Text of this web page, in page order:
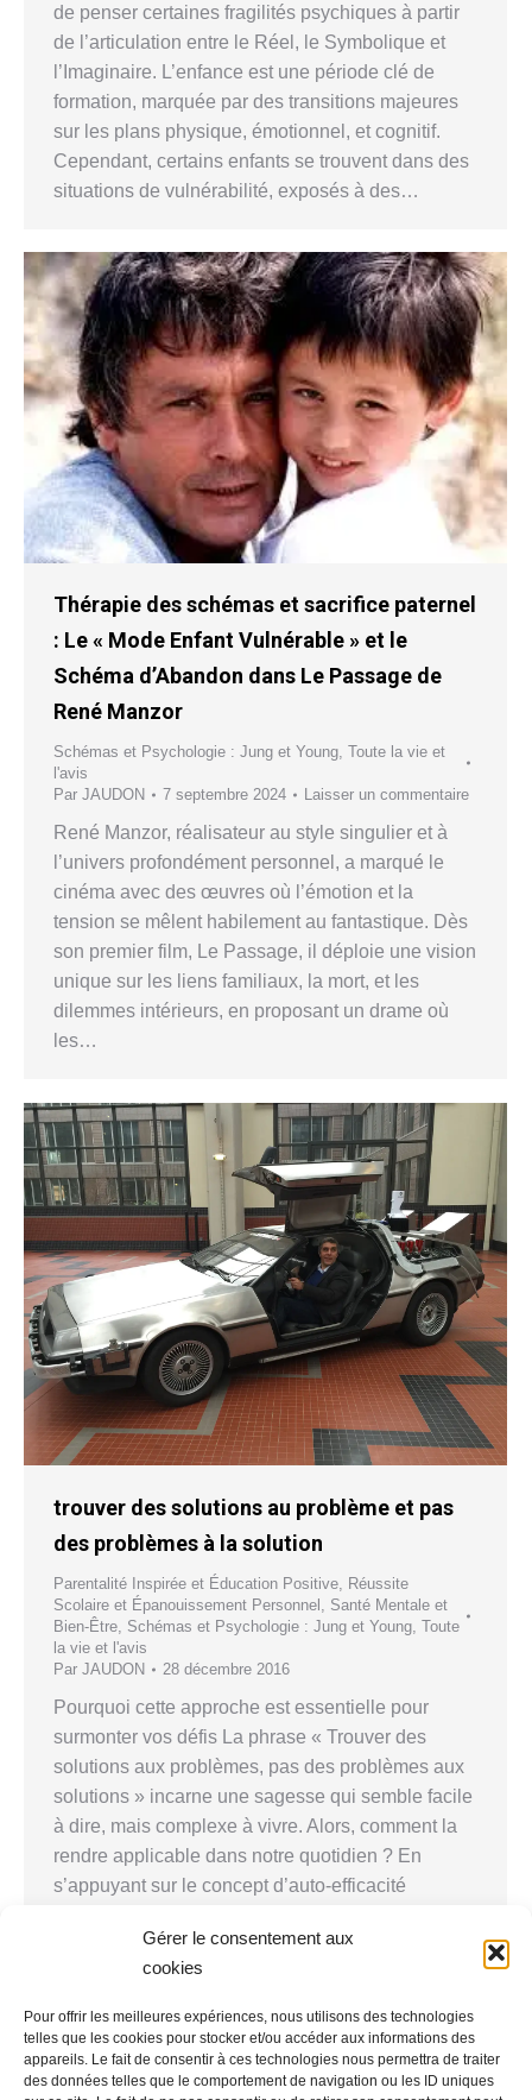
Gérer le consentement aux
cookies
Pour offrir les meilleures expériences, nous utilisons des technologies
telles que les cookies pour stocker et/ou accéder aux informations des
appareils. Le fait de consentir à ces technologies nous permettra de traiter
des données telles que le comportement de navigation ou les ID uniques
de penser certaines fragilités psychiques à partir
de l’articulation entre le Réel, le Symbolique et
l’Imaginaire. L’enfance est une période clé de
formation, marquée par des transitions majeures
sur les plans physique, émotionnel, et cognitif.
Cependant, certains enfants se trouvent dans des
situations de vulnérabilité, exposés à des…
Thérapie des schémas et sacrifice paternel
: Le « Mode Enfant Vulnérable » et le
Schéma d’Abandon dans Le Passage de
René Manzor
Schémas et Psychologie : Jung et Young Toute la vie et
l'avis
Par JAUDON 7 septembre 2024 Laisser un commentaire
René Manzor, réalisateur au style singulier et à
l’univers profondément personnel, a marqué le
cinéma avec des œuvres où l’émotion et la
tension se mêlent habilement au fantastique. Dès
son premier film, Le Passage, il déploie une vision
unique sur les liens familiaux, la mort, et les
dilemmes intérieurs, en proposant un drame où
les…
trouver des solutions au problème et pas
des problèmes à la solution
Parentalité Inspirée et Éducation Positive Réussite
Scolaire et Épanouissement Personnel
Santé Mentale et
Bien-Être Schémas et Psychologie : Jung et Young Toute
la vie et l'avis
Par JAUDON 28 décembre 2016
Pourquoi cette approche est essentielle pour
surmonter vos défis La phrase « Trouver des
solutions aux problèmes, pas des problèmes aux
solutions » incarne une sagesse qui semble facile
à dire, mais complexe à vivre. Alors, comment la
rendre applicable dans notre quotidien ? En
s’appuyant sur le concept d’auto-efficacité
← 1 2 3 4